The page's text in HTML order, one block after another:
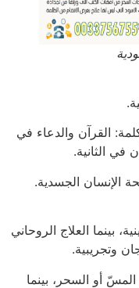
القرآن والدعاء في
في الثانية.
الإنسان الجسدية.
بينما العلاج الروحاني
وتجريبية.
أو السحر، بينما